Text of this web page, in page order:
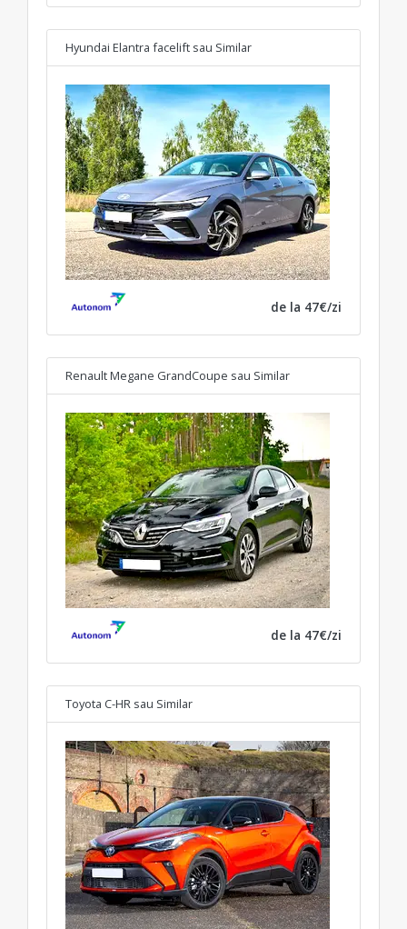
Hyundai Elantra facelift sau Similar
de la 47€/zi
Renault Megane GrandCoupe sau Similar
de la 47€/zi
Toyota C-HR sau Similar